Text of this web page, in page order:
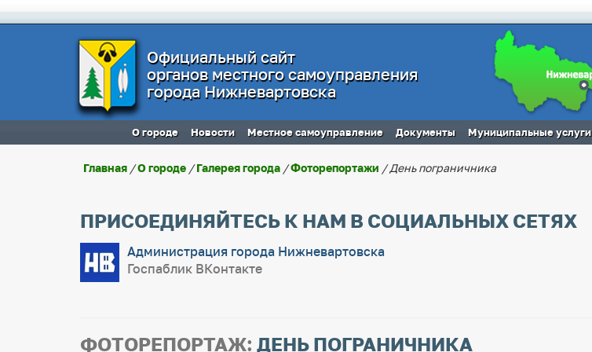
Официальный сайт
органов местного самоуправления
города Нижневартовска
О городе Новости Местное самоуправление Документы Муниципальные услуги
Главная /О городе /Галерея города /Фоторепортажи / День пограничника
ПРИСОЕДИНЯЙТЕСЬ К НАМ В СОЦИАЛЬНЫХ СЕТЯХ
Администрация города Нижневартовска
Госпаблик ВКонтакте
ФОТОРЕПОРТАЖ: ДЕНЬ ПОГРАНИЧНИКА